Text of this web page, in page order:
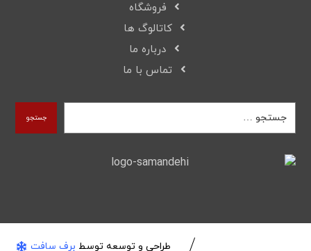
فروشگاه
کاتالوگ ها
درباره ما
تماس با ما
جستجو
طراحی و توسعه توسط برف سافت